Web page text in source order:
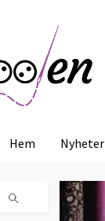
Hem Nyheter